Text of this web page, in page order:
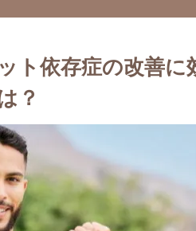
ト依存症の改善に
？